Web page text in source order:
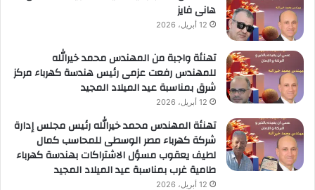
هانى فايز
12 أبريل، 2026
تهنئة واجبة من المهندس محمد خيرالله
للمهندس رفعت عزمى رئيس هندسة كهرباء مركز
شرق بمناسبة عيد الميلاد المجيد
12 أبريل، 2026
تهنئة المهندس محمد خيرالله رئيس مجلس إدارة
شركة كهرباء مصر الوسطى للمحاسب كمال
لطيف يعقوب مسؤل الاشتراكات بهندسة كهرباء
طامية غرب بمناسبة عيد الميلاد المجيد
12 أبريل، 2026